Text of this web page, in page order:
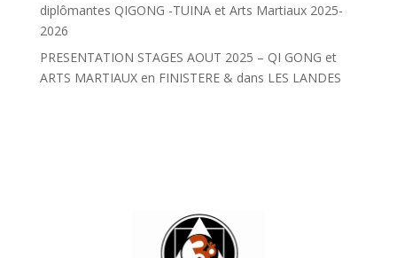
diplômantes QIGONG -TUINA et Arts Martiaux 2025-
2026
PRESENTATION STAGES AOUT 2025 – QI GONG et
ARTS MARTIAUX en FINISTERE & dans LES LANDES